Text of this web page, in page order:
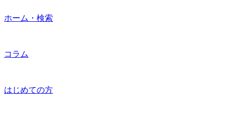
ホーム・検索
コラム
はじめての方